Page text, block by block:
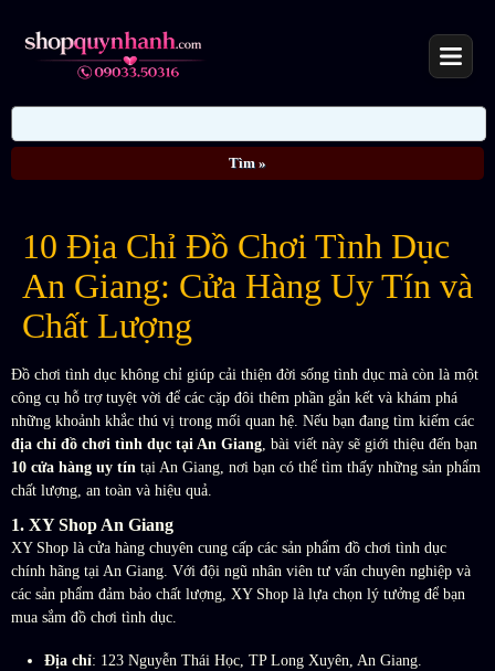
10 Địa Chỉ Đồ Chơi Tình Dục
An Giang: Cửa Hàng Uy Tín và
Chất Lượng
Đồ chơi tình dục không chỉ giúp cải thiện đời sống tình dục mà còn là một
công cụ hỗ trợ tuyệt vời để các cặp đôi thêm phần gắn kết và khám phá
những khoảnh khắc thú vị trong mối quan hệ. Nếu bạn đang tìm kiếm các
địa chỉ đồ chơi tình dục tại An Giang, bài viết này sẽ giới thiệu đến bạn
10 cửa hàng uy tín tại An Giang, nơi bạn có thể tìm thấy những sản phẩm
chất lượng, an toàn và hiệu quả.
1. XY Shop An Giang
XY Shop là cửa hàng chuyên cung cấp các sản phẩm đồ chơi tình dục
chính hãng tại An Giang. Với đội ngũ nhân viên tư vấn chuyên nghiệp và
các sản phẩm đảm bảo chất lượng, XY Shop là lựa chọn lý tưởng để bạn
mua sắm đồ chơi tình dục.
Địa chỉ: 123 Nguyễn Thái Học, TP Long Xuyên, An Giang.